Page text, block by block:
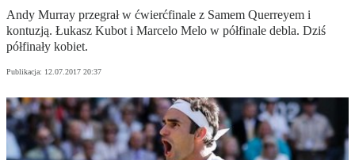
Andy Murray przegrał w ćwierćfinale z Samem Querreyem i
kontuzją. Łukasz Kubot i Marcelo Melo w półfinale debla. Dziś
półfinały kobiet.
Publikacja: 12.07.2017 20:37